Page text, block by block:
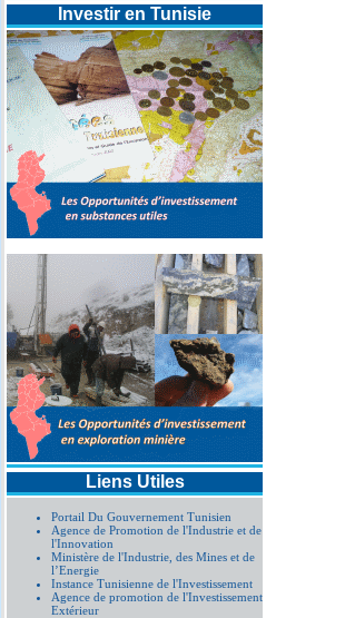
Investir en Tunisie
Liens Utiles
Portail Du Gouvernement Tunisien
Agence de Promotion de l'Industrie et de
l'Innovation
Ministère de l'Industrie, des Mines et de
l’Energie
Instance Tunisienne de l'Investissement
Agence de promotion de l'Investissement
Extérieur